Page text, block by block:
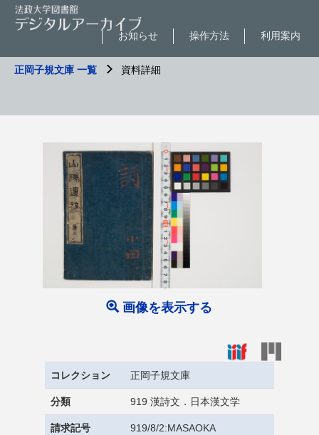
利用案内
操作方法
お知らせ
正岡子規文庫 一覧 資料詳細
画像を表示する
コレクション 正岡子規文庫
分類 919 漢詩文．日本漢文学
請求記号 919/8/2:MASAOKA